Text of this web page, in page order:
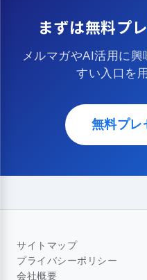
まずは無料プ
メルマガやAI活用に
すい入口を
無料プレ
サイトマップ
プライバシーポリシー
会社概要